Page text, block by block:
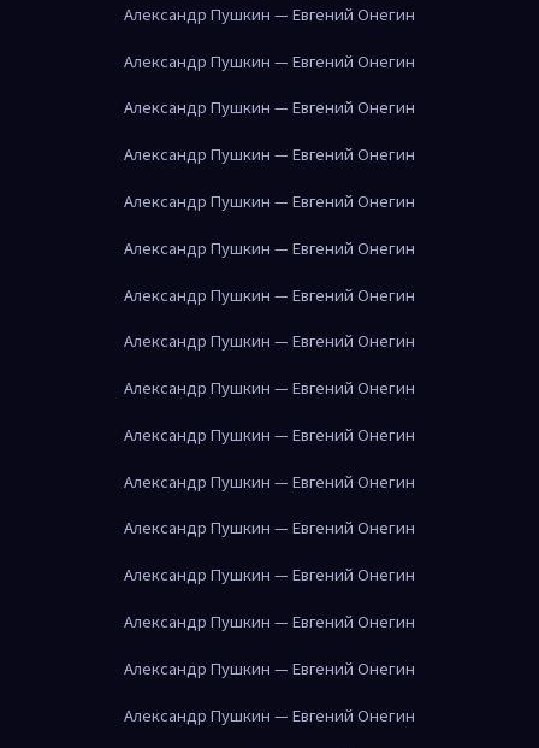
Александр Пушкин — Евгений Онегин
Александр Пушкин — Евгений Онегин
Александр Пушкин — Евгений Онегин
Александр Пушкин — Евгений Онегин
Александр Пушкин — Евгений Онегин
Александр Пушкин — Евгений Онегин
Александр Пушкин — Евгений Онегин
Александр Пушкин — Евгений Онегин
Александр Пушкин — Евгений Онегин
Александр Пушкин — Евгений Онегин
Александр Пушкин — Евгений Онегин
Александр Пушкин — Евгений Онегин
Александр Пушкин — Евгений Онегин
Александр Пушкин — Евгений Онегин
Александр Пушкин — Евгений Онегин
Александр Пушкин — Евгений Онегин